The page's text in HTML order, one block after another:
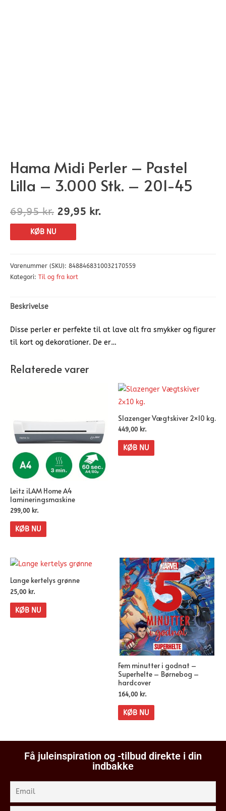
Hama Midi Perler – Pastel
Lilla – 3.000 Stk. – 201-45
69,95kr. 29,95 kr.
KØB NU
Varenummer (SKU): 8488468310032170559
Kategori: Til og fra kort
Beskrivelse
Disse perler er perfekte til at lave alt fra smykker og figurer
til kort og dekorationer. De er…
Relaterede varer
Leitz iLAM Home A4
lamineringsmaskine
299,00 kr.
KØB NU
Slazenger Vægtskiver 2×10 kg.
449,00 kr.
KØB NU
Lange kertelys grønne
25,00 kr.
KØB NU
Fem minutter i godnat –
Superhelte – Børnebog –
hardcover
164,00 kr.
KØB NU
Få juleinspiration og -tilbud direkte i din
indbakke